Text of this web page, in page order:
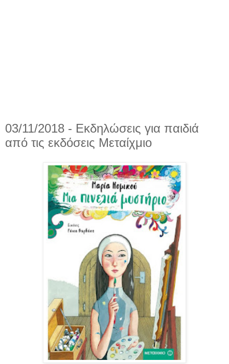
03/11/2018 - Εκδηλώσεις για παιδιά
από τις εκδόσεις Μεταίχμιο